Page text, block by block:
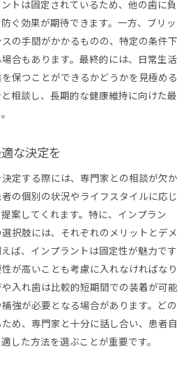
トは固定されているため、他の歯に負
ぐ効果が期待できます。一方、ブリッ
の手間がかかるものの、特定の条件下
合もあります。最終的には、日常生活
保つことができるかどうかを見極める
相談し、長期的な健康維持に向けた最
な決定を
定する際には、専門家との相談が欠か
の個別の状況やライフスタイルに応じ
案してくれます。特に、インプラン
択肢には、それぞれのメリットとデメ
ば、インプラントは固定性が魅力です
が高いことも考慮に入れなければなり
入れ歯は比較的短期間での装着が可能
強が必要となる場合があります。どの
め、専門家と十分に話し合い、患者自
した方法を選ぶことが重要です。